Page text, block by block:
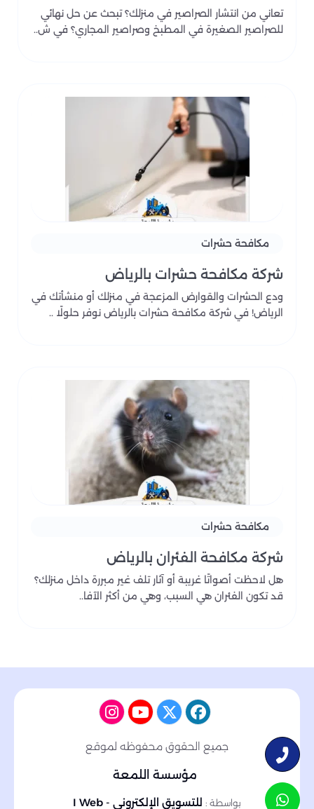
تعاني من انتشار الصراصير في منزلك؟ تبحث عن حل نهائي
للصراصير الصغيرة في المطبخ وصراصير المجاري؟ في ش..
مكافحة حشرات
شركة مكافحة حشرات بالرياض
ودع الحشرات والقوارض المزعجة في منزلك أو منشأتك في
الرياض! في شركة مكافحة حشرات بالرياض نوفر حلولًا ..
مكافحة حشرات
شركة مكافحة الفئران بالرياض
هل لاحظت أصواتًا غريبة أو آثار تلف غير مبررة داخل منزلك؟
قد تكون الفئران هي السبب، وهي من أكثر الآفا..
جميع الحقوق محفوظه لموقع
مؤسسة اللمعة
بواسطة : للتسويق الإلكتروني - I Web